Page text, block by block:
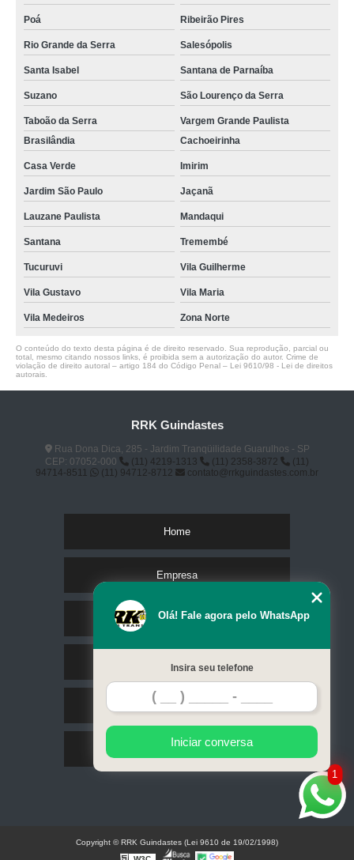
Poá Ribeirão Pires
Rio Grande da Serra Salesópolis
Santa Isabel Santana de Parnaíba
Suzano São Lourenço da Serra
Taboão da Serra
Vargem Grande Paulista
Brasilândia
Cachoeirinha
Casa Verde Imirim
Jardim São Paulo Jaçanã
Lauzane Paulista Mandaqui
Santana Tremembé
Tucuruvi Vila Guilherme
Vila Gustavo Vila Maria
Vila Medeiros Zona Norte
O conteúdo do texto desta página é de direito reservado. Sua reprodução, parcial ou
total, mesmo citando nossos links, é proibida sem a autorização do autor. Crime de
violação de direito autoral – artigo 184 do Código Penal – Lei 9610/98 - Lei de direitos
autorais.
RRK Guindastes
Rua Dona Dica, 285 - Jardim Tranqüilidade Guarulhos - SP
CEP: 07052-000
(11) 4219-1313 (11) 2358-3872
(11)
94714-8511
(11) 94712-8712 contato@rrkguindastes.com.br
Home
Empresa
Missão
Serviços
Contato
Mapa do site
1
Olá! Fale agora pelo WhatsApp
Insira seu telefone
Iniciar conversa
Copyright © RRK Guindastes (Lei 9610 de 19/02/1998)